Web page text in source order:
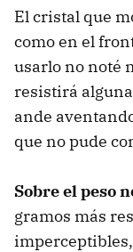
El cristal que
como en el
usarlo no noté
resistirá
ande
que no pude
Sobre el peso
gramos más